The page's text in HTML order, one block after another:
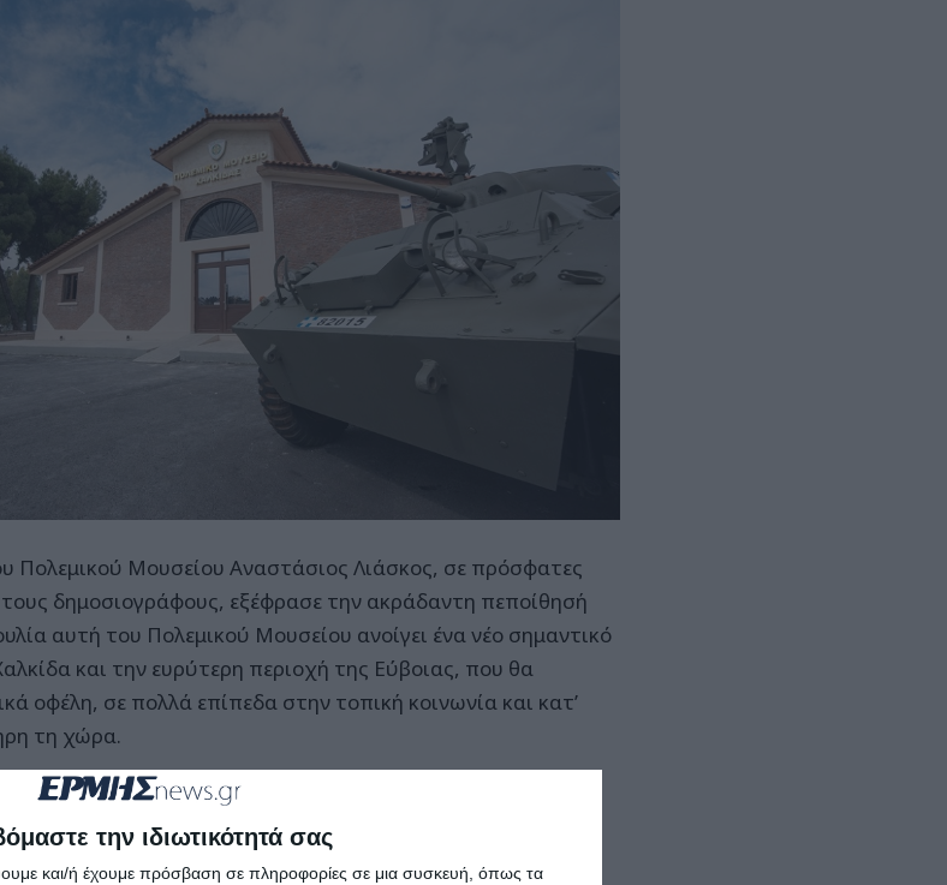
την ιδιωτικότητά σας
και/ή έχουμε πρόσβαση σε πληροφορίες σε μια συσκευή, όπως τα
Μουσείου Αναστάσιος Λιάσκος, σε πρόσφατες
δημοσιογράφους, εξέφρασε την ακράδαντη πεποίθησή
αυτή του Πολεμικού Μουσείου ανοίγει ένα νέο σημαντικό
και την ευρύτερη περιοχή της Εύβοιας, που θα
οφέλη, σε πολλά επίπεδα στην τοπική κοινωνία και κατ’
τη χώρα.
επεσήμανε πως το Πολεμικό Μουσείο Χαλκίδας θα
«σημείο αναφοράς» και σημαντικό «πόλο έλξης» για
φίλους της πλούσιας ιστορίας της Ελλάδας, με απώτερο